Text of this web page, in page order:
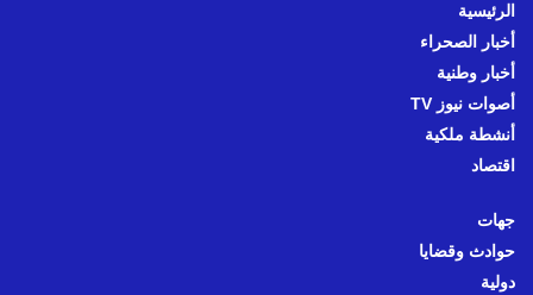
الرئيسية
أخبار الصحراء
أخبار وطنية
أصوات نيوز TV
أنشطة ملكية
اقتصاد
جهات
حوادث وقضايا
دولية